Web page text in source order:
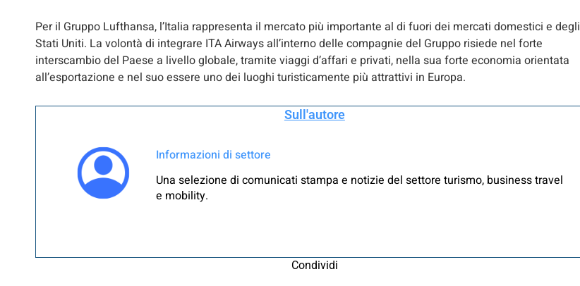
Per il Gruppo Lufthansa, l’Italia rappresenta il mercato più importante al di fuori dei mercati domestici e degli
Stati Uniti. La volontà di integrare ITA Airways all’interno delle compagnie del Gruppo risiede nel forte
interscambio del Paese a livello globale, tramite viaggi d’affari e privati, nella sua forte economia orientata
all’esportazione e nel suo essere uno dei luoghi turisticamente più attrattivi in Europa.
Sull'autore
Informazioni di settore
Una selezione di comunicati stampa e notizie del settore turismo, business travel
e mobility.
Condividi